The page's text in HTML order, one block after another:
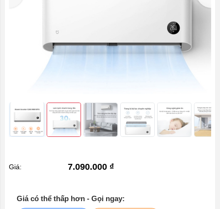
Giá: 7.090.000 ₫
Giá có thể thấp hơn - Gọi ngay: